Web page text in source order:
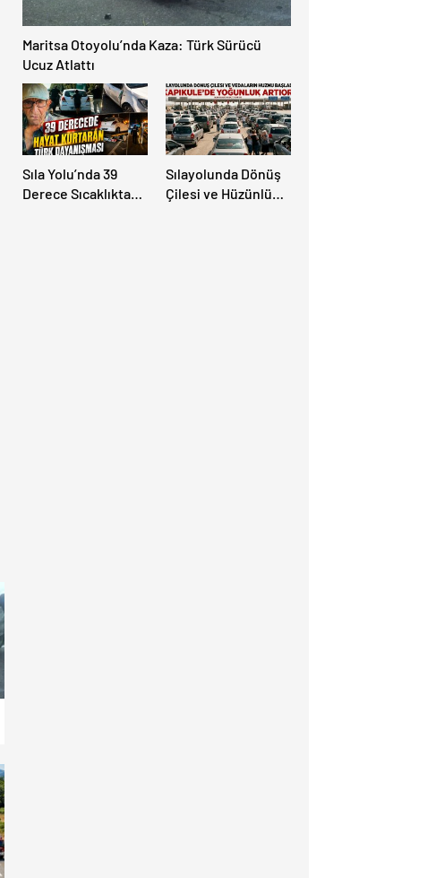
Maritsa Otoyolu’nda Kaza: Türk Sürücü
Ucuz Atlattı
Sıla Yolu’nda 39
Derece Sıcaklıkta
Sılayolunda Dönüş
Çilesi ve Hüzünlü